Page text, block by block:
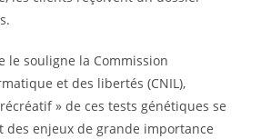
le souligne la Commission
et des libertés (CNIL),
» de ces tests génétiques se
des enjeux de grande importance